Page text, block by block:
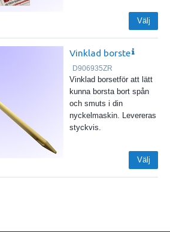
Välj
Vinklad borste
D906935ZR
Vinklad borsetför att lätt
kunna borsta bort spån
och smuts i din
nyckelmaskin. Levereras
styckvis.
Välj